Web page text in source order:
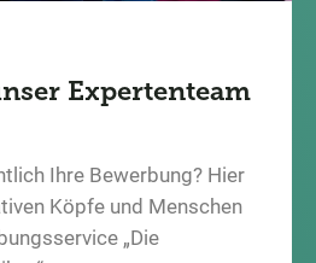
Expertenteam
Ihre Bewerbung? Hier
Köpfe und Menschen
„Die